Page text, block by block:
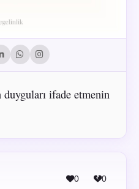
ifade etmenin
0 0